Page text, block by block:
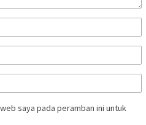
saya pada peramban ini untuk